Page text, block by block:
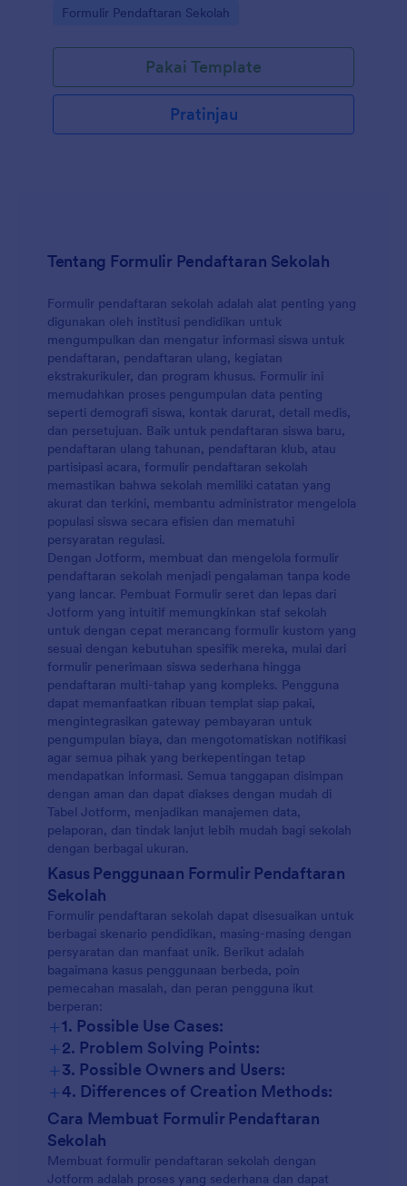
Go to Category:
Formulir Pendaftaran Sekolah
Pakai Template
Pratinjau
Tentang Formulir Pendaftaran Sekolah
Formulir pendaftaran sekolah adalah alat penting yang
digunakan oleh institusi pendidikan untuk
mengumpulkan dan mengatur informasi siswa untuk
pendaftaran, pendaftaran ulang, kegiatan
ekstrakurikuler, dan program khusus. Formulir ini
memudahkan proses pengumpulan data penting
seperti demografi siswa, kontak darurat, detail medis,
dan persetujuan. Baik untuk pendaftaran siswa baru,
pendaftaran ulang tahunan, pendaftaran klub, atau
partisipasi acara, formulir pendaftaran sekolah
memastikan bahwa sekolah memiliki catatan yang
akurat dan terkini, membantu administrator mengelola
populasi siswa secara efisien dan mematuhi
persyaratan regulasi.
Dengan Jotform, membuat dan mengelola formulir
pendaftaran sekolah menjadi pengalaman tanpa kode
yang lancar. Pembuat Formulir seret dan lepas dari
Jotform yang intuitif memungkinkan staf sekolah
untuk dengan cepat merancang formulir kustom yang
sesuai dengan kebutuhan spesifik mereka, mulai dari
formulir penerimaan siswa sederhana hingga
pendaftaran multi-tahap yang kompleks. Pengguna
dapat memanfaatkan ribuan templat siap pakai,
mengintegrasikan gateway pembayaran untuk
pengumpulan biaya, dan mengotomatiskan notifikasi
agar semua pihak yang berkepentingan tetap
mendapatkan informasi. Semua tanggapan disimpan
dengan aman dan dapat diakses dengan mudah di
Tabel Jotform, menjadikan manajemen data,
pelaporan, dan tindak lanjut lebih mudah bagi sekolah
dengan berbagai ukuran.
Kasus Penggunaan Formulir Pendaftaran
Sekolah
Formulir pendaftaran sekolah dapat disesuaikan untuk
berbagai skenario pendidikan, masing-masing dengan
persyaratan dan manfaat unik. Berikut adalah
bagaimana kasus penggunaan berbeda, poin
pemecahan masalah, dan peran pengguna ikut
berperan:
+1. Possible Use Cases:
+2. Problem Solving Points:
+3. Possible Owners and Users:
+4. Differences of Creation Methods:
Cara Membuat Formulir Pendaftaran
Sekolah
Membuat formulir pendaftaran sekolah dengan
Jotform adalah proses yang sederhana dan dapat